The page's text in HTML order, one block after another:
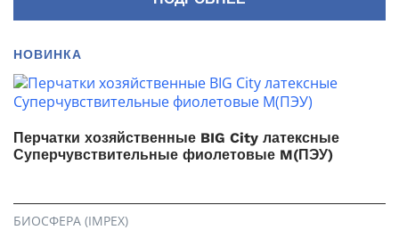
НОВИНКА
Перчатки хозяйственные BIG City латексные
Суперчувствительные фиолетовые M(ПЭУ)
БИОСФЕРА (IMPEX)